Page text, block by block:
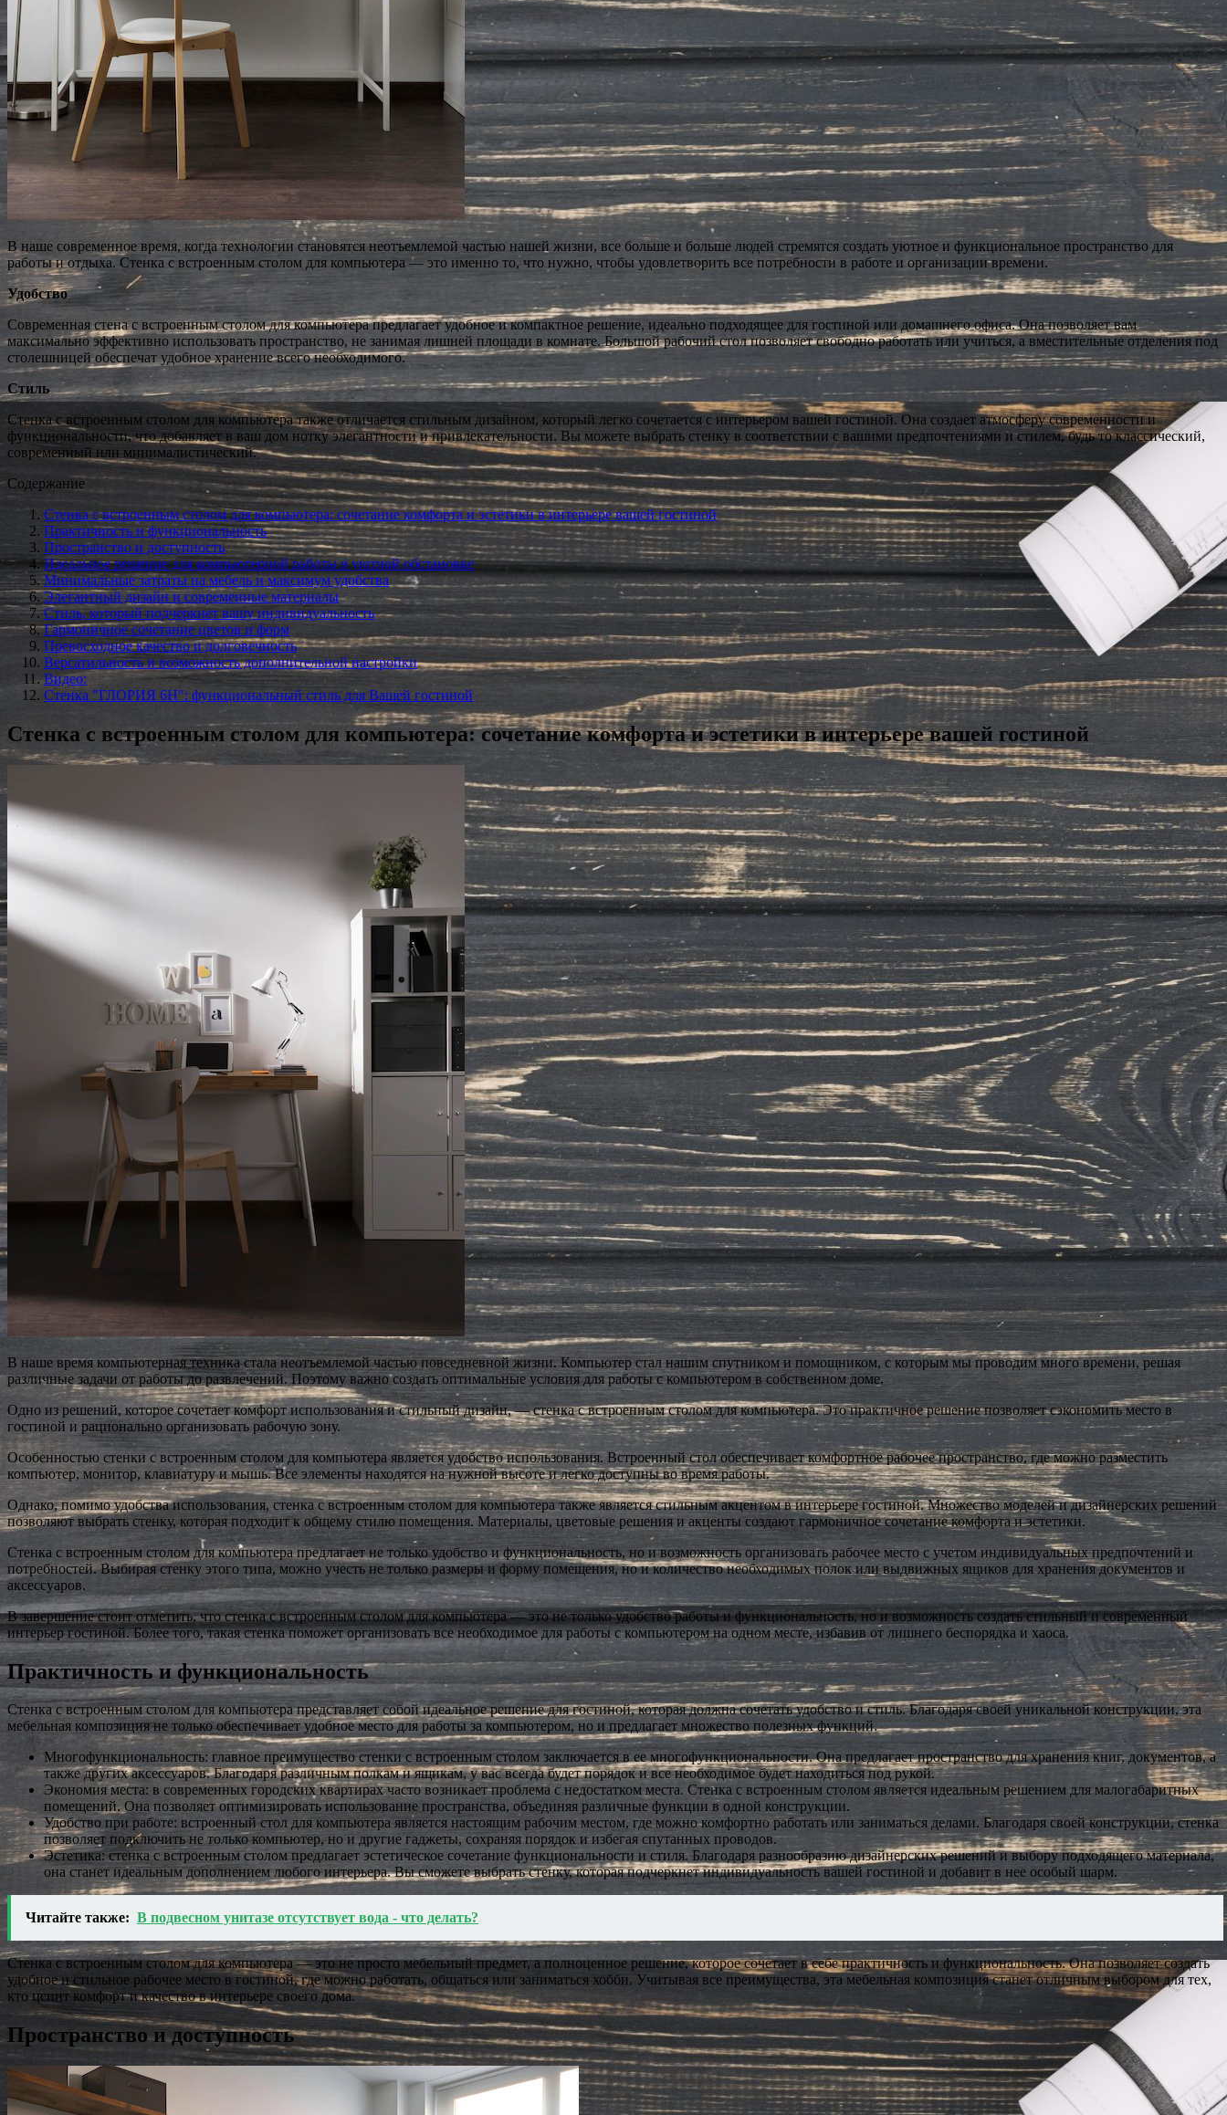
В наше современное время, когда технологии становятся неотъемлемой частью нашей жизни, все больше и больше людей стремятся создать уютное и функциональное пространство для
работы и отдыха. Стенка с встроенным столом для компьютера — это именно то, что нужно, чтобы удовлетворить все потребности в работе и организации времени.
Удобство
Современная стена с встроенным столом для компьютера предлагает удобное и компактное решение, идеально подходящее для гостиной или домашнего офиса. Она позволяет вам
максимально эффективно использовать пространство, не занимая лишней площади в комнате. Большой рабочий стол позволяет свободно работать или учиться, а вместительные отделения под
столешницей обеспечат удобное хранение всего необходимого.
Стиль
Стенка с встроенным столом для компьютера также отличается стильным дизайном, который легко сочетается с интерьером вашей гостиной. Она создает атмосферу современности и
функциональности, что добавляет в ваш дом нотку элегантности и привлекательности. Вы можете выбрать стенку в соответствии с вашими предпочтениями и стилем, будь то классический,
современный или минималистический.
Содержание
Стенка с встроенным столом для компьютера: сочетание комфорта и эстетики в интерьере вашей гостиной
Практичность и функциональность
Пространство и доступность
Идеальное решение для компьютерной работы в уютной обстановке
Минимальные затраты на мебель и максимум удобства
Элегантный дизайн и современные материалы
Стиль, который подчеркнет вашу индивидуальность
Гармоничное сочетание цветов и форм
Превосходное качество и долговечность
Версатильность и возможность дополнительной настройки
Видео:
Стенка "ГЛОРИЯ 6Н": функциональный стиль для Вашей гостиной
Стенка с встроенным столом для компьютера: сочетание комфорта и эстетики в интерьере вашей гостиной
В наше время компьютерная техника стала неотъемлемой частью повседневной жизни. Компьютер стал нашим спутником и помощником, с которым мы проводим много времени, решая
различные задачи от работы до развлечений. Поэтому важно создать оптимальные условия для работы с компьютером в собственном доме.
Одно из решений, которое сочетает комфорт использования и стильный дизайн, — стенка с встроенным столом для компьютера. Это практичное решение позволяет сэкономить место в
гостиной и рационально организовать рабочую зону.
Особенностью стенки с встроенным столом для компьютера является удобство использования. Встроенный стол обеспечивает комфортное рабочее пространство, где можно разместить
компьютер, монитор, клавиатуру и мышь. Все элементы находятся на нужной высоте и легко доступны во время работы.
Однако, помимо удобства использования, стенка с встроенным столом для компьютера также является стильным акцентом в интерьере гостиной. Множество моделей и дизайнерских решений
позволяют выбрать стенку, которая подходит к общему стилю помещения. Материалы, цветовые решения и акценты создают гармоничное сочетание комфорта и эстетики.
Стенка с встроенным столом для компьютера предлагает не только удобство и функциональность, но и возможность организовать рабочее место с учетом индивидуальных предпочтений и
потребностей. Выбирая стенку этого типа, можно учесть не только размеры и форму помещения, но и количество необходимых полок или выдвижных ящиков для хранения документов и
аксессуаров.
В завершение стоит отметить, что стенка с встроенным столом для компьютера — это не только удобство работы и функциональность, но и возможность создать стильный и современный
интерьер гостиной. Более того, такая стенка поможет организовать все необходимое для работы с компьютером на одном месте, избавив от лишнего беспорядка и хаоса.
Практичность и функциональность
Стенка с встроенным столом для компьютера представляет собой идеальное решение для гостиной, которая должна сочетать удобство и стиль. Благодаря своей уникальной конструкции, эта
мебельная композиция не только обеспечивает удобное место для работы за компьютером, но и предлагает множество полезных функций.
Многофункциональность: главное преимущество стенки с встроенным столом заключается в ее многофункциональности. Она предлагает пространство для хранения книг, документов, а
также других аксессуаров. Благодаря различным полкам и ящикам, у вас всегда будет порядок и все необходимое будет находиться под рукой.
Экономия места: в современных городских квартирах часто возникает проблема с недостатком места. Стенка с встроенным столом является идеальным решением для малогабаритных
помещений. Она позволяет оптимизировать использование пространства, объединяя различные функции в одной конструкции.
Удобство при работе: встроенный стол для компьютера является настоящим рабочим местом, где можно комфортно работать или заниматься делами. Благодаря своей конструкции, стенка
позволяет подключить не только компьютер, но и другие гаджеты, сохраняя порядок и избегая спутанных проводов.
Эстетика: стенка с встроенным столом предлагает эстетическое сочетание функциональности и стиля. Благодаря разнообразию дизайнерских решений и выбору подходящего материала,
она станет идеальным дополнением любого интерьера. Вы сможете выбрать стенку, которая подчеркнет индивидуальность вашей гостиной и добавит в нее особый шарм.
Читайте также: В подвесном унитазе отсутствует вода - что делать?
Стенка с встроенным столом для компьютера — это не просто мебельный предмет, а полноценное решение, которое сочетает в себе практичность и функциональность. Она позволяет создать
удобное и стильное рабочее место в гостиной, где можно работать, общаться или заниматься хобби. Учитывая все преимущества, эта мебельная композиция станет отличным выбором для тех,
кто ценит комфорт и качество в интерьере своего дома.
Пространство и доступность